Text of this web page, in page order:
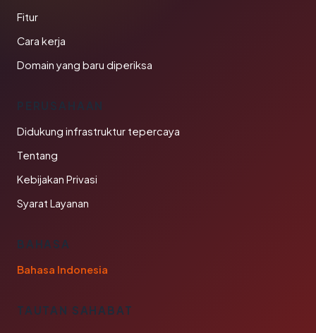
Fitur
Cara kerja
Domain yang baru diperiksa
PERUSAHAAN
Didukung infrastruktur tepercaya
Tentang
Kebijakan Privasi
Syarat Layanan
BAHASA
Bahasa Indonesia
TAUTAN SAHABAT